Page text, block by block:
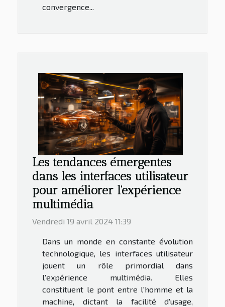
convergence...
Les tendances émergentes
dans les interfaces utilisateur
pour améliorer l'expérience
multimédia
Vendredi 19 avril 2024 11:39
Dans un monde en constante évolution
technologique, les interfaces utilisateur
jouent un rôle primordial dans
l'expérience multimédia. Elles
constituent le pont entre l'homme et la
machine, dictant la facilité d'usage,